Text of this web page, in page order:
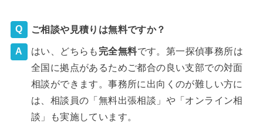
ご相談や見積りは無料ですか？
はい、どちらも 完全無料です。第一探偵事務所は
全国に拠点があるためご都合の良い支部での対面
相談ができます。事務所に出向くのが難しい方に
は、相談員の「無料出張相談」や「オンライン相
談」も実施しています。